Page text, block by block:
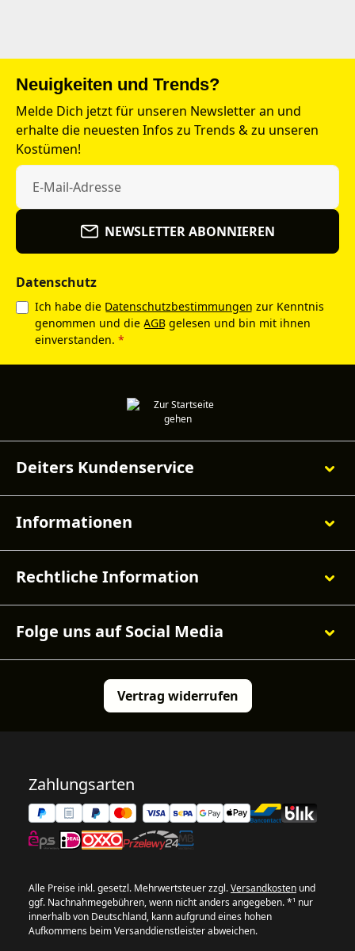
Neuigkeiten und Trends?
Melde Dich jetzt für unseren Newsletter an und
erhalte die neuesten Infos zu Trends & zu unseren
Kostümen!
NEWSLETTER ABONNIEREN
Datenschutz
Ich habe die Datenschutzbestimmungen zur Kenntnis
genommen und die AGB gelesen und bin mit ihnen
einverstanden. *
Deiters Kundenservice
Informationen
Rechtliche Information
Folge uns auf Social Media
Vertrag widerrufen
Zahlungsarten
Alle Preise inkl. gesetzl. Mehrwertsteuer zzgl.Versandkosten und
ggf. Nachnahmegebühren, wenn nicht anders angegeben. *¹ nur
innerhalb von Deutschland, kann aufgrund eines hohen
Aufkommens beim Versanddienstleister abweichen.